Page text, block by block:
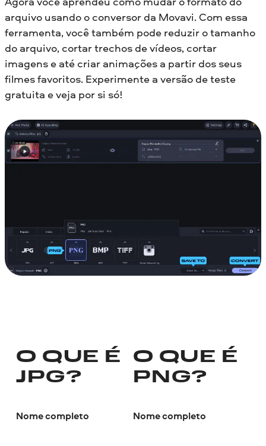
arquivo usando o conversor da Movavi. Com essa
ferramenta, você também pode reduzir o tamanho
do arquivo, cortar trechos de vídeos, cortar
imagens e até criar animações a partir dos seus
filmes favoritos. Experimente a versão de teste
gratuita e veja por si só!
O QUE É
JPG?
Nome completo
O QUE É
PNG?
Nome completo